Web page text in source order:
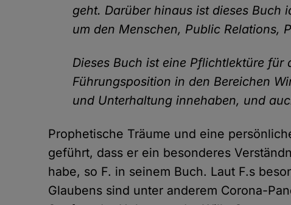
geht. Darüber hinaus ist dieses Buch
um den Menschen, Public Relations,
Dieses Buch ist eine Pflichtlektüre für
Führungsposition in den Bereichen
und Unterhaltung innehaben, und
Prophetische Träume und eine
geführt, dass er ein besonderes
habe, so F. in seinem Buch. Laut F.s
Glaubens sind unter anderem Corona-